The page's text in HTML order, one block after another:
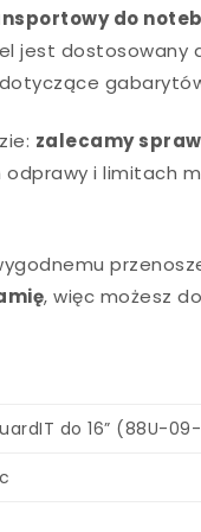
do
jest dostosowany
zalecamy
odprawy i limitach
, więc możesz
do 16” (88U-